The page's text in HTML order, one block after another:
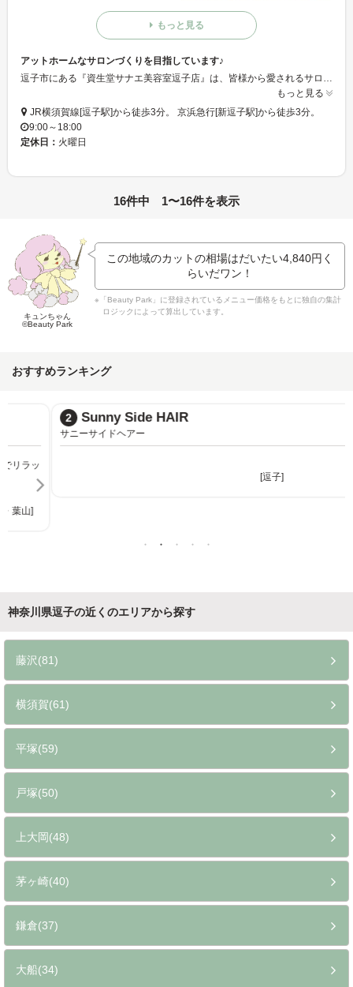
もっと見る
アットホームなサロンづくりを目指しています♪
逗子市にある『資生堂サナエ美容室逗子店』は、皆様から愛されるサロン作りを目指しています☆ 腕の確かなスタッフが、アナタの美しさを最大限に引き出すお手伝いをさせて頂きます★
もっと見る
JR横須賀線[逗子駅]から徒歩3分。 京浜急行[新逗子駅]から徒歩3分。
9:00～18:00
定休日： 火曜日
16件中 1〜16件を表示
キュンちゃん
©Beauty Park
この地域のカットの相場はだいたい4,840円 く
らいだワン！
※「Beauty Park」に登録されているメニュー価格をもとに独自の集計
ロジックによって算出しています。
おすすめランキング
Sunny Side HAIR
サニーサイドヘアー
神奈川県逗子の近くのエリアから探す
藤沢(81)
横須賀(61)
平塚(59)
戸塚(50)
上大岡(48)
茅ヶ崎(40)
鎌倉(37)